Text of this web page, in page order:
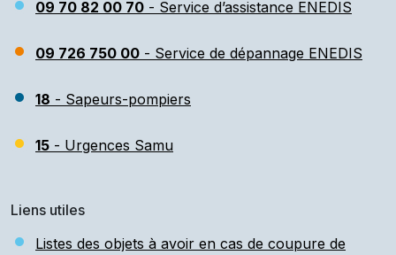
09 70 82 00 70 - Service d’assistance ENEDIS
09 726 750 00 - Service de dépannage ENEDIS
18 - Sapeurs-pompiers
15 - Urgences Samu
Liens utiles
Listes des objets à avoir en cas de coupure de